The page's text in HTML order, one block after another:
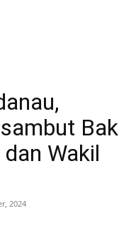
Bak
Wakil
2024